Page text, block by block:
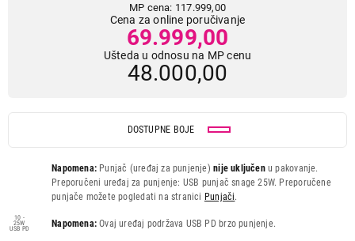
MP cena: 117.999,00
Cena za online poručivanje
69.999,00
Ušteda u odnosu na MP cenu
48.000,00
DOSTUPNE BOJE
Napomena: Punjač (uređaj za punjenje)nije uključenu pakovanje.
Preporučeni uređaj za punjenje: USB punjač snage 25W. Preporučene
punjače možete pogledati na stranici Punjači.
10 -
25W
USB PD Napomena: Ovaj uređaj podržava USB PD brzo punjenje.